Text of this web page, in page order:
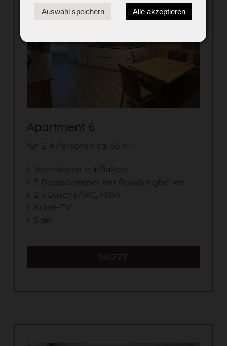
Prev Next
Apartment 6
für 2-4 Personen ca. 55 m²
Wohnküche mit Balkon
2 Doppelzimmer mit Boxspringbetten
2 x Dusche/WC, Föhn
Kabel-TV
Safe
SKIZZE